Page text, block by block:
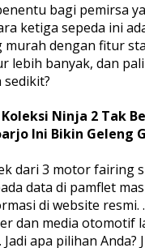
bagi pemirsa
ketiga sepeda ini
murah dengan fitur
lebih banyak, dan
Ninja 2 Tak
Ini Bikin Geleng
dari 3 motor fairing
data di pamflet
di website resmi.
dan media otomotif
apa pilihan Anda?